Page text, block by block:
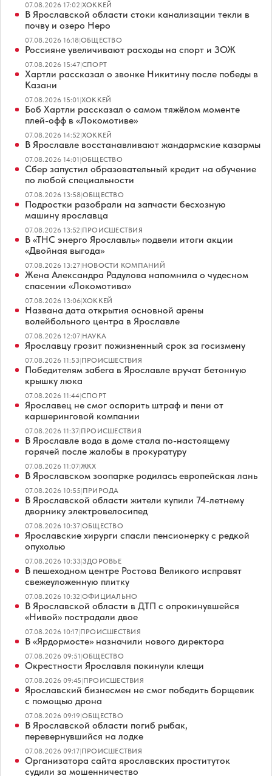
07.08.2026 17:02|ХОККЕЙ
В Ярославской области стоки канализации текли в
почву и озеро Неро
07.08.2026 16:18|ОБЩЕСТВО
Россияне увеличивают расходы на спорт и ЗОЖ
07.08.2026 15:47|СПОРТ
Хартли рассказал о звонке Никитину после победы в
Казани
07.08.2026 15:01|ХОККЕЙ
Боб Хартли рассказал о самом тяжёлом моменте
плей-офф в «Локомотиве»
07.08.2026 14:52|ХОККЕЙ
В Ярославле восстанавливают жандармские казармы
07.08.2026 14:01|ОБЩЕСТВО
Сбер запустил образовательный кредит на обучение
по любой специальности
07.08.2026 13:58|ОБЩЕСТВО
Подростки разобрали на запчасти бесхозную
машину ярославца
07.08.2026 13:52|ПРОИСШЕСТВИЯ
В «ТНС энерго Ярославль» подвели итоги акции
«Двойная выгода»
07.08.2026 13:27|НОВОСТИ КОМПАНИЙ
Жена Александра Радулова напомнила о чудесном
спасении «Локомотива»
07.08.2026 13:06|ХОККЕЙ
Названа дата открытия основной арены
волейбольного центра в Ярославле
07.08.2026 12:07|НАУКА
Ярославцу грозит пожизненный срок за госизмену
07.08.2026 11:53|ПРОИСШЕСТВИЯ
Победителям забега в Ярославле вручат бетонную
крышку люка
07.08.2026 11:44|СПОРТ
Ярославец не смог оспорить штраф и пени от
каршеринговой компании
07.08.2026 11:37|ПРОИСШЕСТВИЯ
В Ярославле вода в доме стала по-настоящему
горячей после жалобы в прокуратуру
07.08.2026 11:07|ЖКХ
В Ярославском зоопарке родилась европейская лань
07.08.2026 10:55|ПРИРОДА
В Ярославской области жители купили 74-летнему
дворнику электровелосипед
07.08.2026 10:37|ОБЩЕСТВО
Ярославские хирурги спасли пенсионерку с редкой
опухолью
07.08.2026 10:33|ЗДОРОВЬЕ
В пешеходном центре Ростова Великого исправят
свежеуложенную плитку
07.08.2026 10:32|ОФИЦИАЛЬНО
В Ярославской области в ДТП с опрокинувшейся
«Нивой» пострадали двое
07.08.2026 10:17|ПРОИСШЕСТВИЯ
В «Ярдормосте» назначили нового директора
07.08.2026 09:51|ОБЩЕСТВО
Окрестности Ярославля покинули клещи
07.08.2026 09:45|ПРОИСШЕСТВИЯ
Ярославский бизнесмен не смог победить борщевик
с помощью дрона
07.08.2026 09:19|ОБЩЕСТВО
В Ярославской области погиб рыбак,
перевернувшийся на лодке
07.08.2026 09:17|ПРОИСШЕСТВИЯ
Организатора сайта ярославских проституток
судили за мошенничество